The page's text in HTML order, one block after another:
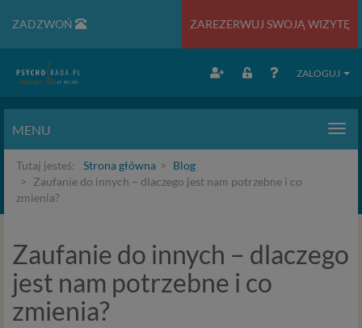
ZADZWOŃ ZAREZERWUJ SWOJĄ WIZYTĘ
ZALOGUJ
MENU
Tutaj jesteś: Strona główna
Blog
Zaufanie do innych – dlaczego jest nam potrzebne i co
zmienia?
Zaufanie do innych – dlaczego
jest nam potrzebne i co
zmienia?